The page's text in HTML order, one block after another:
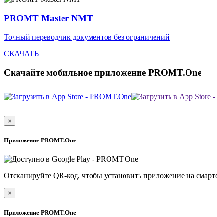
PROMT Master NMT
Точный переводчик документов без ограничений
СКАЧАТЬ
Скачайте мобильное приложение PROMT.One
×
Приложение PROMT.One
Отсканируйте QR-код, чтобы установить приложение на
×
Приложение PROMT.One